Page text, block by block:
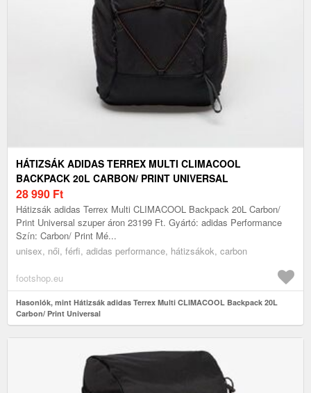
HÁTIZSÁK ADIDAS TERREX MULTI CLIMACOOL
BACKPACK 20L CARBON/ PRINT UNIVERSAL
28 990 Ft
Hátizsák adidas Terrex Multi CLIMACOOL Backpack 20L Carbon/
Print Universal szuper áron 23199 Ft. Gyártó: adidas Performance
Szín: Carbon/ Print Mé...
unisex, női, férfi, adidas performance, hátizsákok, carbon
footshop.eu
Hasonlók, mint Hátizsák adidas Terrex Multi CLIMACOOL Backpack 20L
Carbon/ Print Universal